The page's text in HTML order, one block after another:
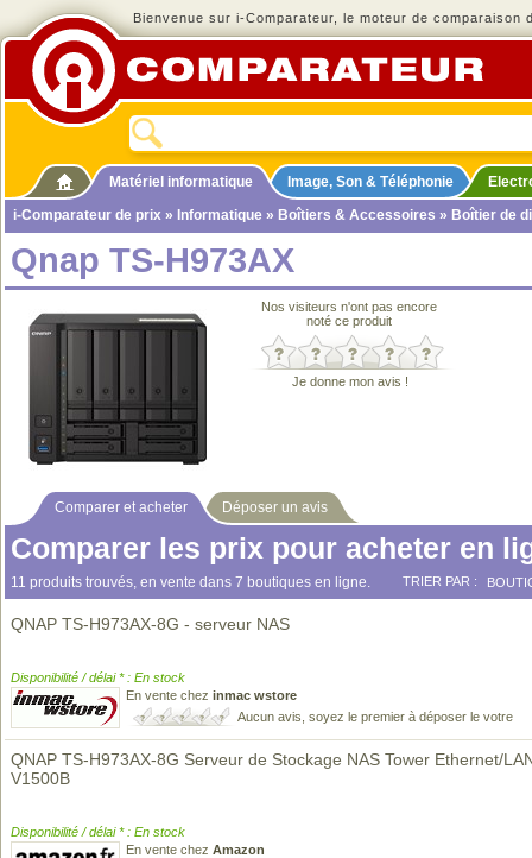
Bienvenue sur i-Comparateur, le moteur de comparaison
Matériel informatique Image, Son & Téléphonie
i-Comparateur de prix » Informatique » Boîtiers & Accessoires » Boîtier de
Qnap TS-H973AX
Nos visiteurs n'ont pas encore
noté ce produit
Je donne mon avis !
Comparer et acheter Déposer un avis
Comparer les prix pour acheter en
11 produits trouvés, en vente dans 7 boutiques en ligne. TRIER PAR :
QNAP TS-H973AX-8G - serveur NAS
Disponibilité / délai * : En stock
En vente chez inmac wstore
Aucun avis, soyez le premier à déposer le votre
QNAP TS-H973AX-8G Serveur de Stockage NAS Tower Ethernet/
V1500B
Disponibilité / délai * : En stock
En vente chez Amazon